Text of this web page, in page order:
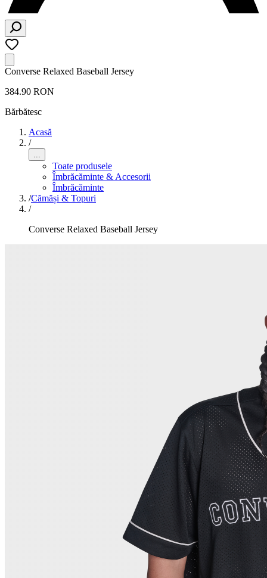
Converse Relaxed Baseball Jersey
384.90 RON
Bărbătesc
Acasă
/
...
Toate produsele
Îmbrăcăminte & Accesorii
Îmbrăcăminte
/Cămăși & Topuri
/
Converse Relaxed Baseball Jersey